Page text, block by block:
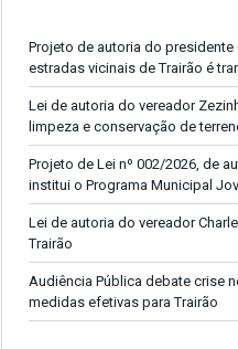
Projeto de autoria do
estradas vicinais de Trairão é
Lei de autoria do vereador
limpeza e conservação de
Projeto de Lei nº 002/2026, de
institui o Programa Municipal
Lei de autoria do vereador
Trairão
Audiência Pública debate crise
medidas efetivas para Trairão